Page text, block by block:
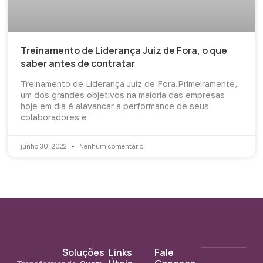
Treinamento de Liderança Juiz de Fora, o que
saber antes de contratar
Treinamento de Liderança Juiz de Fora.Primeiramente,
um dos grandes objetivos na maioria das empresas
hoje em dia é alavancar a performance de seus
colaboradores e
junho 30, 2022 Nenhum comentário
Soluções Links
Fale